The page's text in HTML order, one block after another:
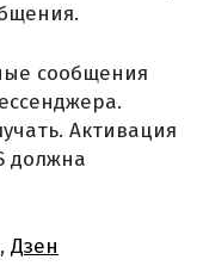
сообщения
Активация
должна
, Дзен